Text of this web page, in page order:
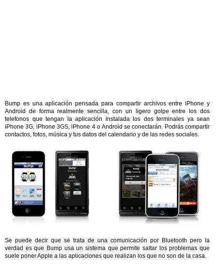
Bump es una aplicación pensada para compartir archivos entre iPhone y
Android de forma realmente sencilla, con un ligero golpe entre los dos
telefonos que tengan la aplicación instalada los dos terminales ya sean
iPhone 3G, iPhone 3GS, iPhone 4 o Android se conectarán. Podrás compartir
contactos, fotos, música y tus datos del calendario y de las redes sociales.
Se puede decir que se trata de una comunicación por Bluetooth pero la
verdad es que Bump usa un sistema que permite saltar los problemas que
suele poner Apple a las aplicaciones que realizan los que no son de la casa.